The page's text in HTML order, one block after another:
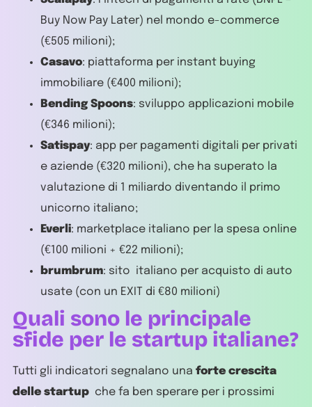
Buy Now Pay Later) nel mondo e-commerce
(€505 milioni);
Casavo: piattaforma per instant buying
immobiliare (€400 milioni);
Bending Spoons: sviluppo applicazioni mobile
(€346 milioni);
Satispay: app per pagamenti digitali per privati
e aziende (€320 milioni), che ha superato la
valutazione di 1 miliardo diventando il primo
unicorno italiano;
Everli: marketplace italiano per la spesa online
(€100 milioni + €22 milioni);
brumbrum: sito italiano per acquisto di auto
usate (con un EXIT di €80 milioni)
Quali sono le principale
sfide per le startup italiane?
Tutti gli indicatori segnalano una forte crescita
delle startup che fa ben sperare per i prossimi